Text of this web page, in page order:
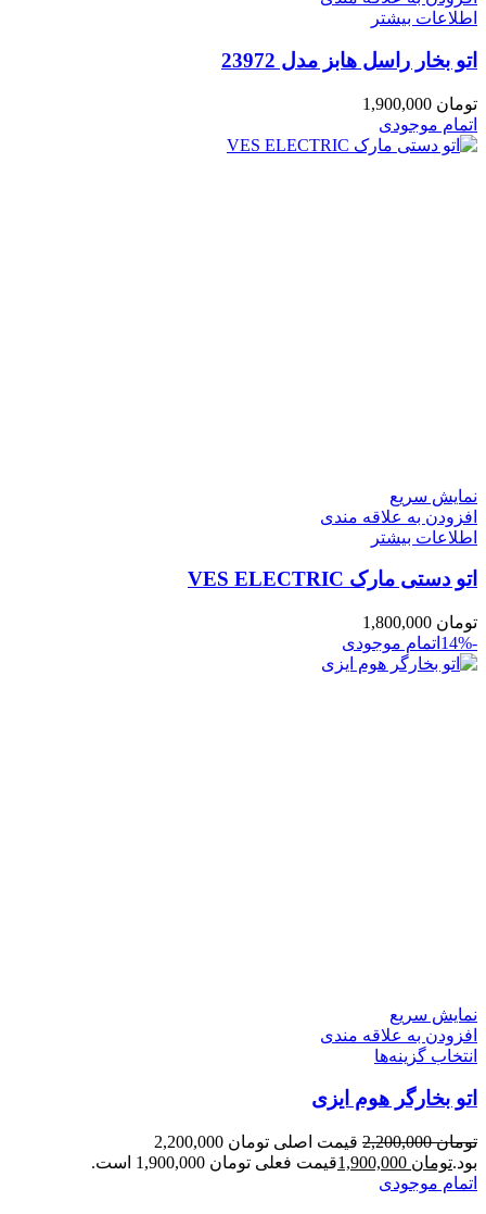
اطلاعات بیشتر
اتو بخار راسل هابز مدل 23972
تومان
اتمام موجودی
نمایش سریع
افزودن به علاقه مندی
اطلاعات بیشتر
اتو دستی مارک VES ELECTRIC
تومان
-14%
اتمام موجودی
نمایش سریع
افزودن به علاقه مندی
انتخاب گزینه‌ها
اتو بخارگر هوم ایزی
تومان2,200,000
قیمت اصلی تومان 2,200,000
بود.تومان
قیمت فعلی تومان 1,900,000 است.
اتمام موجودی